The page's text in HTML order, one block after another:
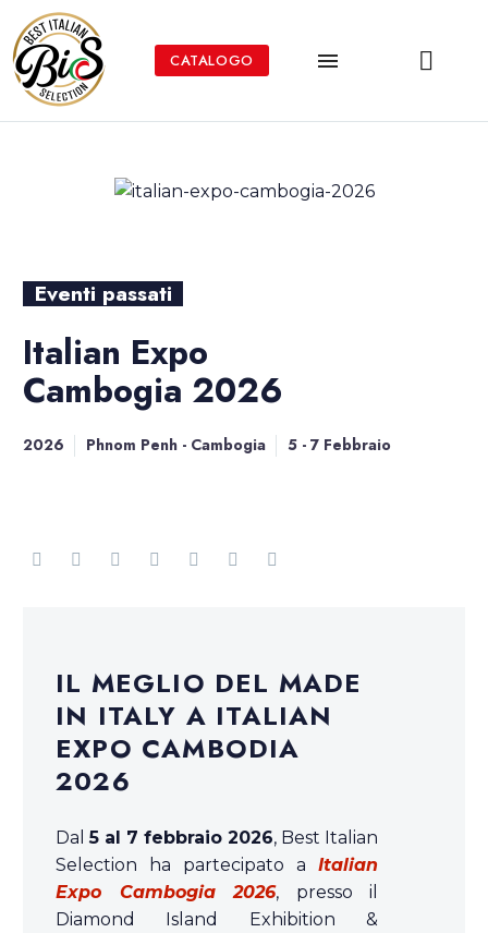
CATALOGO
Eventi passati
Italian Expo
Cambogia 2026
2026 Phnom Penh - Cambogia 5 - 7 Febbraio
IL MEGLIO DEL MADE
IN ITALY A ITALIAN
EXPO CAMBODIA
2026
Dal5 al 7 febbraio 2026, Best Italian
Selection ha partecipato a Italian
Expo Cambogia 2026, presso il
Diamond Island Exhibition &